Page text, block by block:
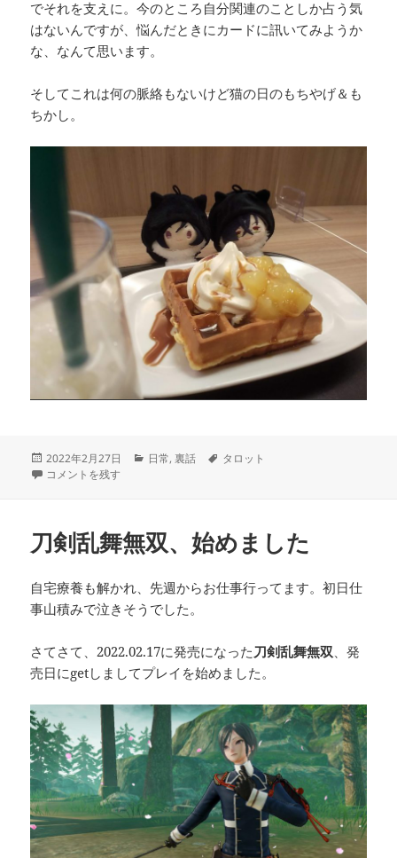
でそれを支えに。今のところ自分関連のことしか占う気
はないんですが、悩んだときにカードに訊いてみようか
な、なんて思います。
そしてこれは何の脈絡もないけど猫の日のもちやげ＆も
ちかし。
投
稿
2022年2月27日
カ
日常,裏話
タ
タロット
【朗報】この歳になっても成長できる に
コメントを残す
刀剣乱舞無双、始めました
自宅療養も解かれ、先週からお仕事行ってます。初日仕
事山積みで泣きそうでした。
さてさて、2022.02.17に発売になった刀剣乱舞無双、発
売日にgetしましてプレイを始めました。